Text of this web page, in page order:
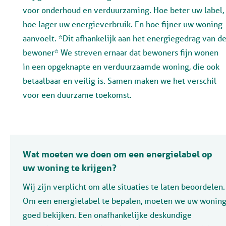
voor onderhoud en verduurzaming. Hoe beter uw label,
hoe lager uw energieverbruik. En hoe fijner uw woning
aanvoelt. *Dit afhankelijk aan het energiegedrag van de
bewoner* We streven ernaar dat bewoners fijn wonen
in een opgeknapte en verduurzaamde woning, die ook
betaalbaar en veilig is. Samen maken we het verschil
voor een duurzame toekomst.
Wat moeten we doen om een energielabel op
uw woning te krijgen?
Wij zijn verplicht om alle situaties te laten beoordelen.
Om een energielabel te bepalen, moeten we uw woning
goed bekijken. Een onafhankelijke deskundige